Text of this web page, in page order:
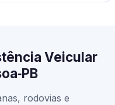
Veicular
rodovias e